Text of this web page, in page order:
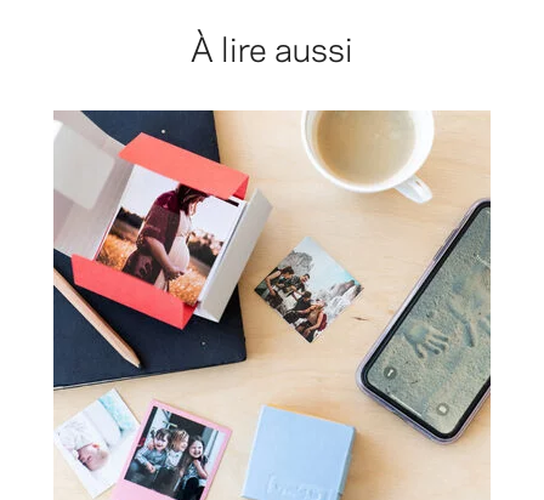
À lire aussi